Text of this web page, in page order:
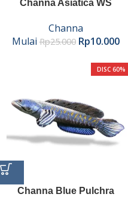
Channa Asiatica WS
Channa
MulaiRp25.000 Rp10.000
DISC 60%
Channa Blue Pulchra